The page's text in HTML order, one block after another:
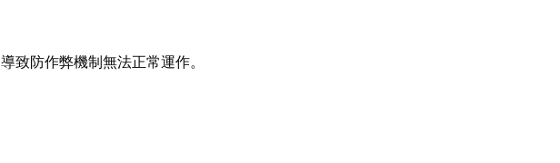
致防作弊機制無法正常運作。